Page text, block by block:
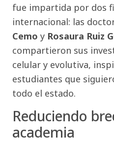
fue impartida por dos
internacional: las
Cemo y Rosaura Ruiz
compartieron sus
celular y evolutiva,
estudiantes que
todo el estado.
Reduciendo
academia